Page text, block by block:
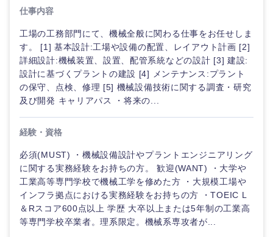
仕事内容
工場の工務部門にて、機械全般に関わる仕事をお任せしま
す。 [1] 基本設計:工場や設備の配置、レイアウト計画 [2]
詳細設計:機械装置、設置、配管系統などの設計 [3] 建設:
設計に基づくプラントの建設 [4] メンテナンス:プラント
の保守、点検、修理 [5] 機械設備技術に関する調査・研究
及び開発 キャリアパス ・将来の...
経験・資格
必須(MUST) ・機械設備設計やプラントエンジニアリング
に関する実務経験をお持ちの方。 歓迎(WANT) ・大学や
工業高等専門学校で機械工学を修めた方 ・大規模工場や
インフラ拠点における実務経験をお持ちの方 ・TOEIC L
＆Rスコア600点以上 学歴 大卒以上または5年制の工業高
等専門学校卒業者。理系限定。機械系専攻者が...